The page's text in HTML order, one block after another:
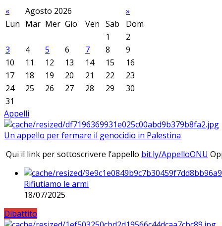
« Agosto 2026
»
Lun Mar Mer Gio Ven Sab
Dom
1
2
3
4 5 6 7 8
9
10
11 12 13 14 15
16
17
18 19 20 21 22
23
24
25 26 27 28 29
30
31
Appelli
Un appello per fermare il genocidio in Palestina
Qui il link per sottoscrivere l’appello bit.ly/AppelloONU
Rifiutiamo le armi
18/07/2025
Dibattito